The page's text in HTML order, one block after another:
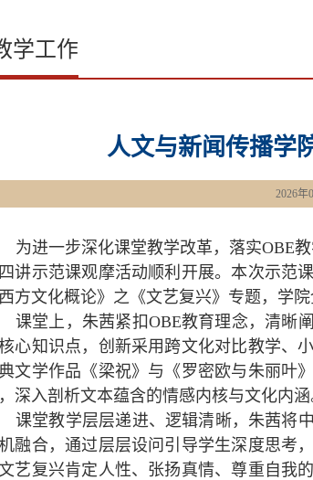
学工作
人文与新闻传播学
2026年
为进一步深化课堂教学改革，落实OBE
讲示范课观摩活动顺利开展。本次示范
西方文化概论》之《文艺复兴》专题，学
课堂上，朱茜紧扣OBE教育理念，清晰
心知识点，创新采用跨文化对比教学、
文学作品《梁祝》与《罗密欧与朱丽叶
深入剖析文本蕴含的情感内核与文化内涵
课堂教学层层递进、逻辑清晰，朱茜将
融合，通过层层设问引导学生深度思考
艺复兴肯定人性、张扬真情、尊重自我